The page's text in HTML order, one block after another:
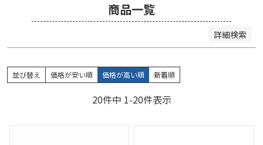
商品一覧
詳細検索
並び替え 価格が安い順 価格が高い順 新着順
20件中 1-20件表示